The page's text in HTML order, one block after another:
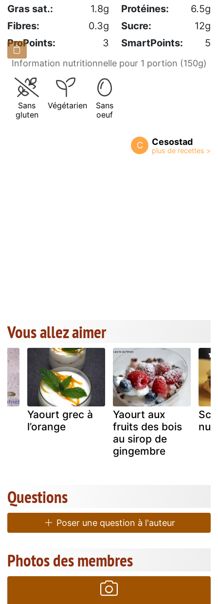
Gras sat.:
1.8g Protéines:
6.5g
Fibres:
0.3g Sucre:
12g
ProPoints:
3 SmartPoints: 5
Information nutritionnelle pour 1 portion (150g)
Sans
gluten
Végétarien
Sans
oeuf
C Cesostad
Vous allez aimer
Yaourt grec à
l’orange
Yaourt aux
fruits des bois
au sirop de
gingembre
Questions
Poser une question à l'auteur
Photos des membres